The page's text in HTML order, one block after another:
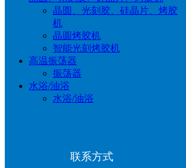
晶圆、光刻胶、硅晶片、烤胶
机
晶圆烤胶机
智能光刻烤胶机
高温振荡器
振荡器
水浴/油浴
水浴/油浴
联系方式